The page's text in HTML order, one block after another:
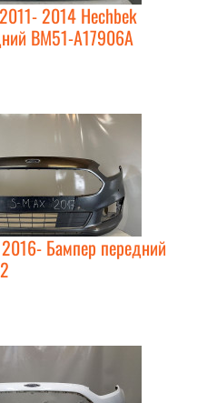
2014 Hechbek
BM51-A17906A
Бампер передний